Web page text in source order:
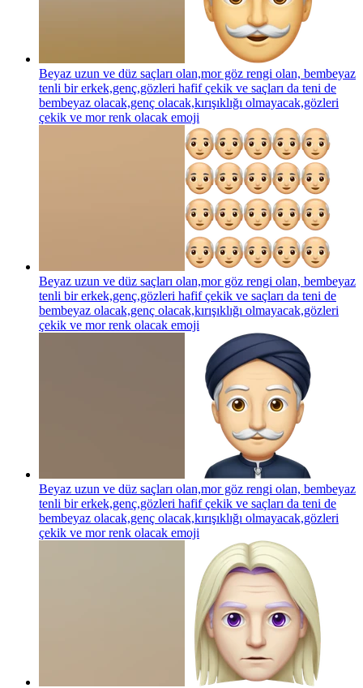
Beyaz uzun ve düz saçları olan,mor göz rengi olan, bembeyaz
tenli bir erkek,genç,gözleri hafif çekik ve saçları da teni de
bembeyaz olacak,genç olacak,kırışıklığı olmayacak,gözleri
çekik ve mor renk olacak emoji
Beyaz uzun ve düz saçları olan,mor göz rengi olan, bembeyaz
tenli bir erkek,genç,gözleri hafif çekik ve saçları da teni de
bembeyaz olacak,genç olacak,kırışıklığı olmayacak,gözleri
çekik ve mor renk olacak emoji
Beyaz uzun ve düz saçları olan,mor göz rengi olan, bembeyaz
tenli bir erkek,genç,gözleri hafif çekik ve saçları da teni de
bembeyaz olacak,genç olacak,kırışıklığı olmayacak,gözleri
çekik ve mor renk olacak emoji